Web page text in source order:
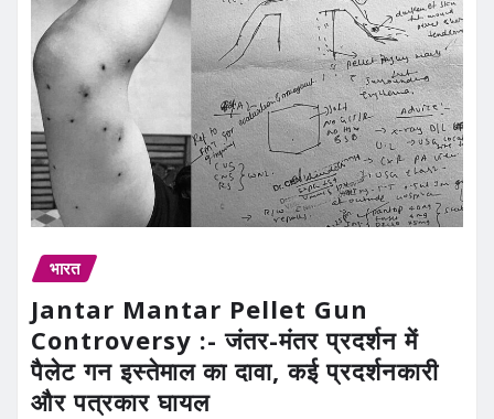
भारत
Jantar Mantar Pellet Gun
Controversy :- जंतर-मंतर प्रदर्शन में
पैलेट गन इस्तेमाल का दावा, कई प्रदर्शनकारी
और पत्रकार घायल